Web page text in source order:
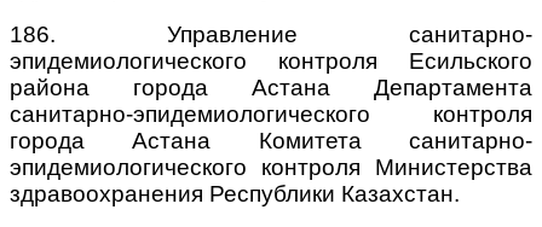
186. Управление санитарно-
эпидемиологического контроля Есильского
района города Астана Департамента
санитарно-эпидемиологического контроля
города Астана Комитета санитарно-
эпидемиологического контроля Министерства
здравоохранения Республики Казахстан.